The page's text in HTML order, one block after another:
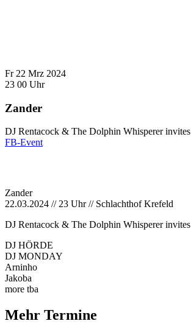
Fr 22 Mrz 2024
23 00 Uhr
Zander
DJ Rentacock & The Dolphin Whisperer invites
FB-Event
Zander
22.03.2024 // 23 Uhr // Schlachthof Krefeld
DJ Rentacock & The Dolphin Whisperer invites
DJ HÖRDE
DJ MONDAY
Arninho
Jakoba
more tba
Mehr Termine